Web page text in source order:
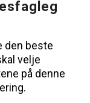
den beste
velje
på denne